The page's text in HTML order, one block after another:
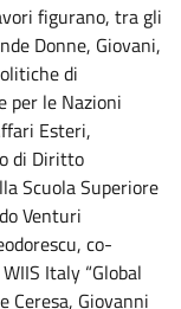
figurano, tra gli
Donne, Giovani,
di
per le Nazioni
Esteri,
di Diritto
Scuola Superiore
Venturi
co-
Italy “Global
Ceresa, Giovanni